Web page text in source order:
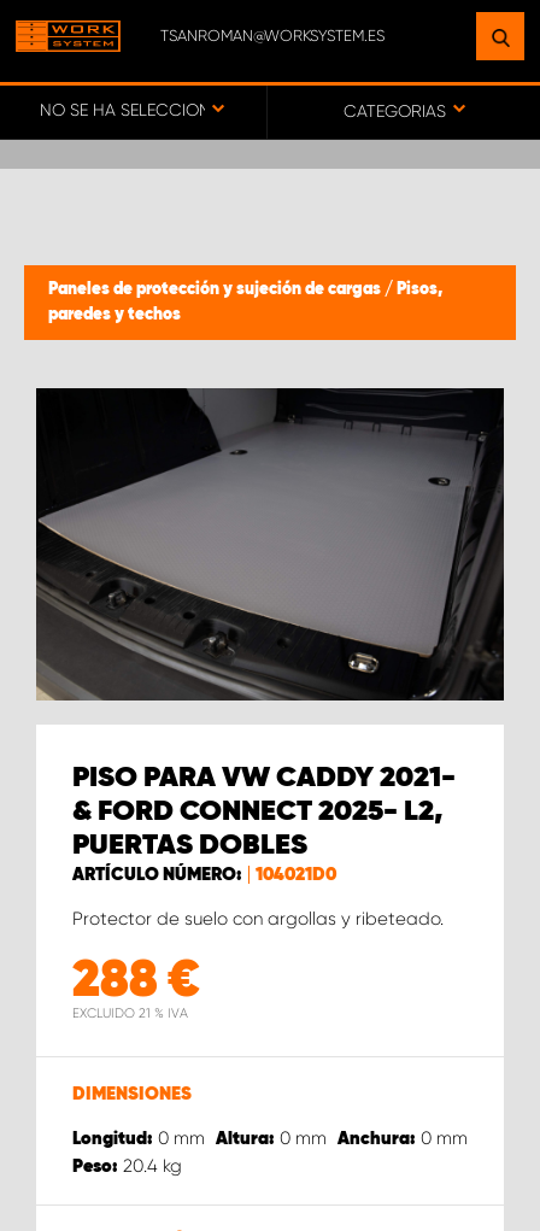
TSANROMAN@WORKSYSTEM.ES
NO SE HA SELECCIONADO NINGÚN VEHÍCULO
CATEGORIAS
Paneles de protección y sujeción de cargas / Pisos,
paredes y techos
PISO PARA VW CADDY 2021-
& FORD CONNECT 2025- L2,
PUERTAS DOBLES
ARTÍCULO NÚMERO: 104021D0
Protector de suelo con argollas y ribeteado.
288 €
EXCLUIDO 21 % IVA
DIMENSIONES
Longitud: 0 mm Altura: 0 mm Anchura: 0 mm
Peso: 20.4 kg
ENCUENTRE UNA INSTALACIÓN
CERCA DE USTED
SERVICIO AL CLIENTE